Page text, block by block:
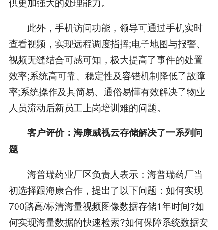
此外，手机访问功能，领导可通过手机实时
查看视频，实现远程调度指挥;电子地图与报警、
视频无缝结合可感可知，极大提高了事件的处置
效率;系统高可靠、稳定性及容错机制降低了故障
率;系统操作及其简易、通俗易懂有效解决了物业
人员流动后新员工上岗培训难的问题。
客户评价：海康威视云存储解决了一系列问
题
海普瑞药业厂区负责人表示：海普瑞药厂当
初选择跟海康合作，提出了以下问题：如何实现
700路高/标清海量视频图像数据存储1年时间?如
何实现海量数据的快速检索?如何保障系统数据安